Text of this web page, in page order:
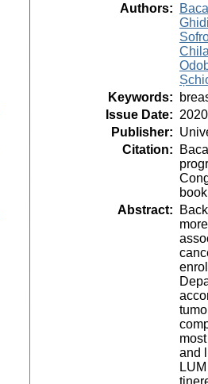
Authors:
Keywords:
Issue Date: 2020
Publisher:
Citation:
Abstract:
and